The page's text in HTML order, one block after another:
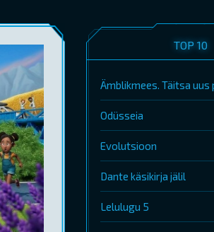
TOP 10
Ämblikmees. Täitsa uus
Odüsseia
Evolutsioon
Dante käsikirja jälil
Lelulugu 5